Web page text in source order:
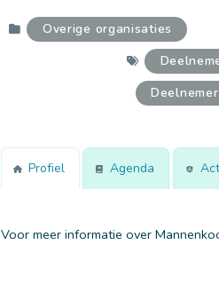
Overige organisaties
Profiel Agenda
Voor meer informatie over